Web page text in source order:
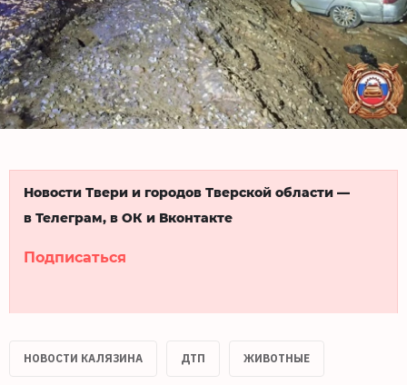
Новости Твери и городов Тверской области —
в Телеграм, в ОК и Вконтакте
Подписаться
НОВОСТИ КАЛЯЗИНА ДТП ЖИВОТНЫЕ